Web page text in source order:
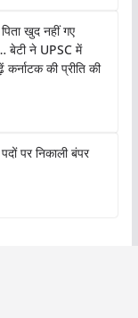
खुद नहीं गए
बेटी ने UPSC में
की प्रीति की
पर निकाली बंपर